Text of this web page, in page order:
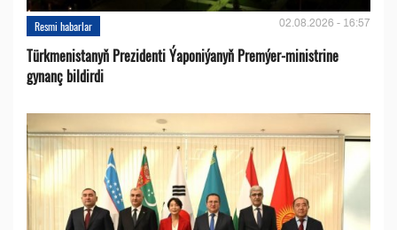
Resmi habarlar 02.08.2026 - 16:57
Türkmenistanyň Prezidenti Ýaponiýanyň Premýer-ministrine
gynanç bildirdi